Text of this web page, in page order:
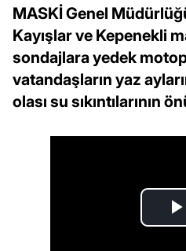
MASKİ Genel
Kayışlar ve Kepenekli
sondajlara yedek
vatandaşların yaz
olası su sıkıntılarının